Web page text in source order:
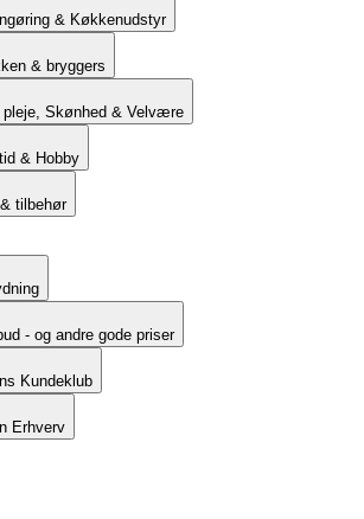
& Køkkenudstyr
& bryggers
pleje, Skønhed & Velvære
& Hobby
tilbehør
- og andre gode priser
Kundeklub
Erhverv